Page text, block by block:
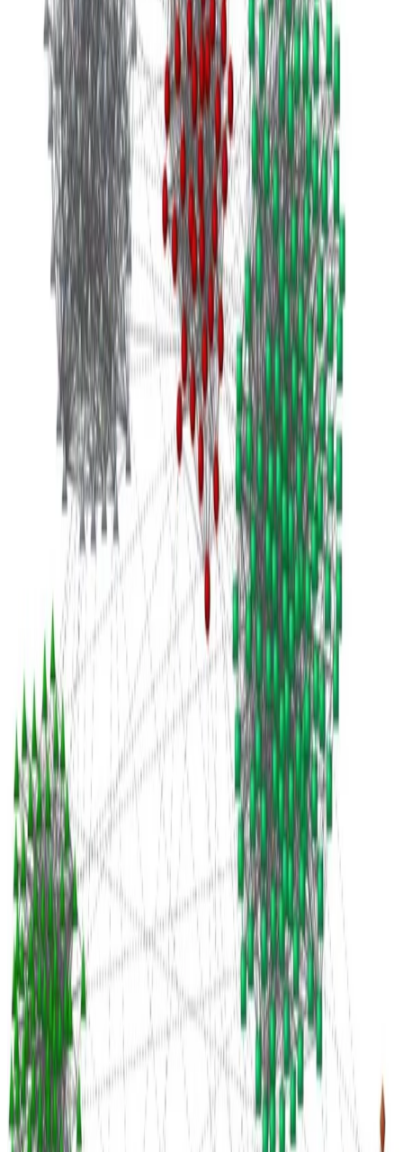
ene 1, 0001•
1 min de lectura
CÓDIGO FUENTE
PDF
Leer más